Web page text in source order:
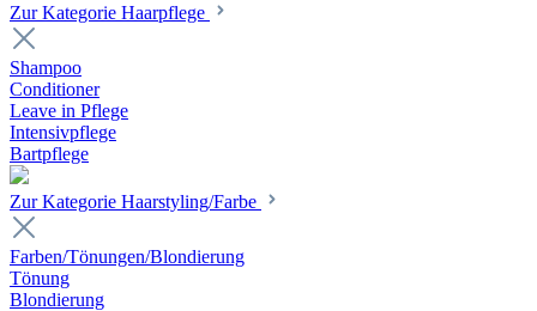
Zur Kategorie Haarpflege
Shampoo
Conditioner
Leave in Pflege
Intensivpflege
Bartpflege
Zur Kategorie Haarstyling/Farbe
Farben/Tönungen/Blondierung
Tönung
Blondierung